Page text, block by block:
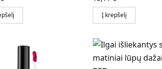
Į krepšelį